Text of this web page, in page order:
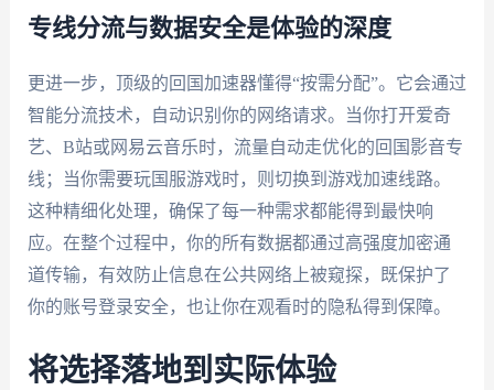
专线分流与数据安全是体验的深度
更进一步，顶级的回国加速器懂得“按需分配”。它会通过
智能分流技术，自动识别你的网络请求。当你打开爱奇
艺、B站或网易云音乐时，流量自动走优化的回国影音专
线；当你需要玩国服游戏时，则切换到游戏加速线路。
这种精细化处理，确保了每一种需求都能得到最快响
应。在整个过程中，你的所有数据都通过高强度加密通
道传输，有效防止信息在公共网络上被窥探，既保护了
你的账号登录安全，也让你在观看时的隐私得到保障。
将选择落地到实际体验